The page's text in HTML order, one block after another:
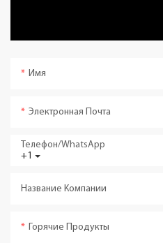
Имя
Электронная Почта
+1
Телефон/WhatsApp
Название Компании
Горячие Продукты